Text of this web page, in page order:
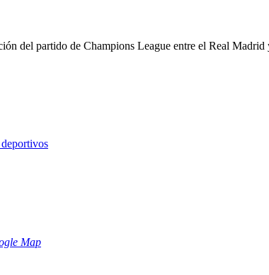
del partido de Champions League entre el Real
Map